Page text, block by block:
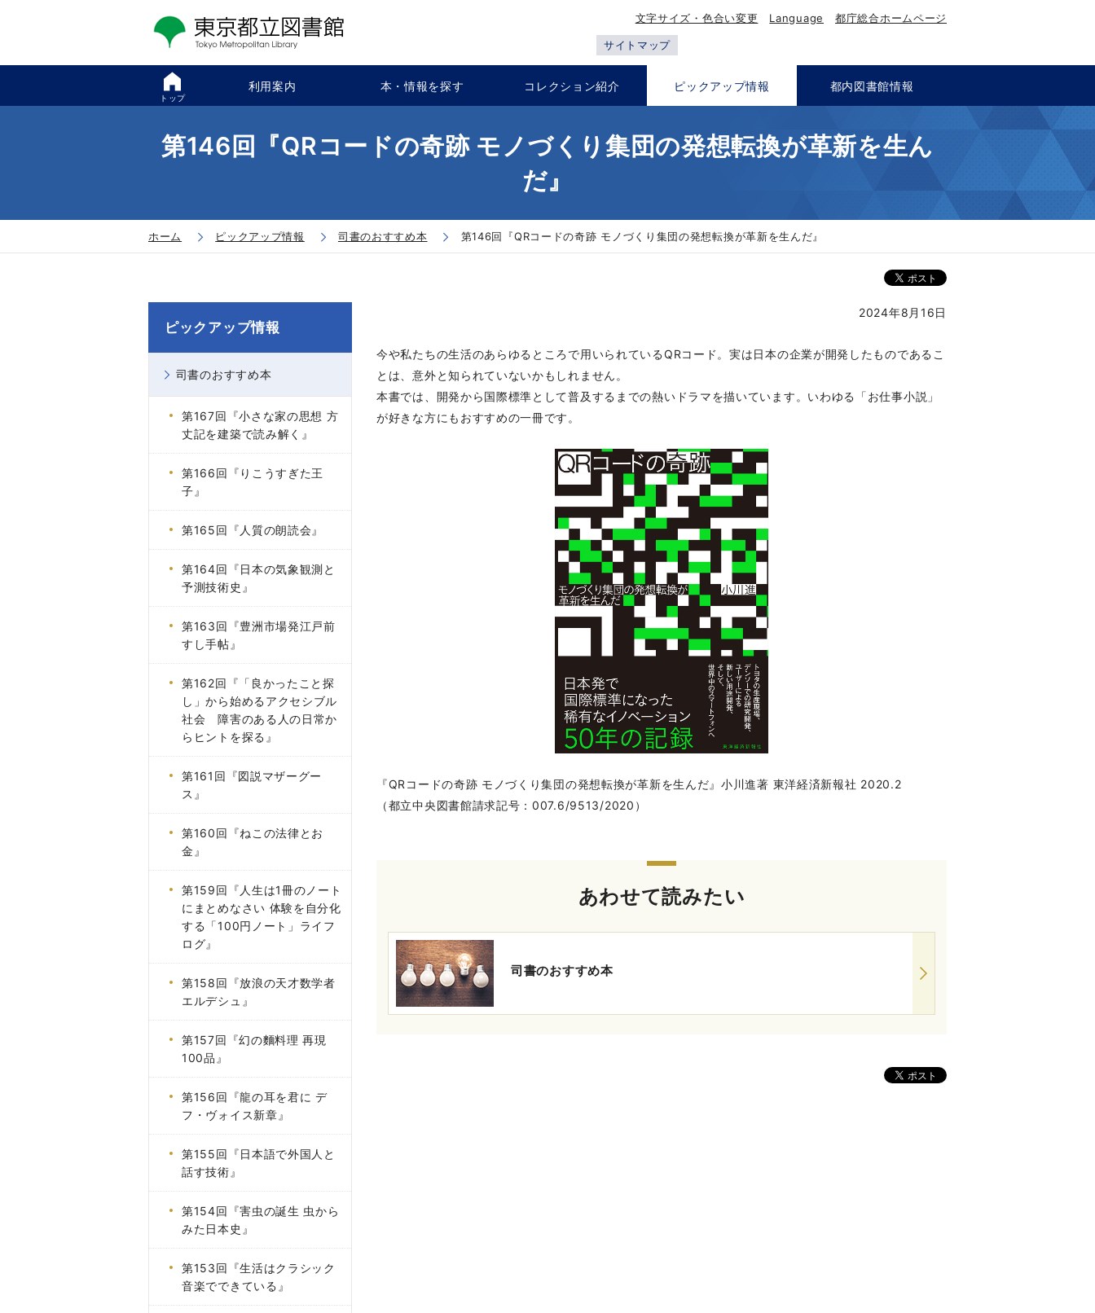
文字サイズ・色合い変更 Language 都庁総合ホームページ
サイトマップ
トップ
利用案内 本・情報を探す コレクション紹介 ピックアップ情報 都内図書館情報
第146回『QRコードの奇跡 モノづくり集団の発想転換が革新を生ん
だ』
ホーム ピックアップ情報 司書のおすすめ本 第146回『QRコードの奇跡 モノづくり集団の発想転換が革新を生んだ』
2024年8月16日
今や私たちの生活のあらゆるところで用いられているQRコード。実は日本の企業が開発したものであるこ
とは、意外と知られていないかもしれません。
本書では、開発から国際標準として普及するまでの熱いドラマを描いています。いわゆる「お仕事小説」
が好きな方にもおすすめの一冊です。
『QRコードの奇跡 モノづくり集団の発想転換が革新を生んだ』小川進著 東洋経済新報社 2020.2
（都立中央図書館請求記号：007.6/9513/2020）
あわせて読みたい
司書のおすすめ本
ピックアップ情報
司書のおすすめ本
第167回『小さな家の思想 方
丈記を建築で読み解く』
第166回『りこうすぎた王
子』
第165回『人質の朗読会』
第164回『日本の気象観測と
予測技術史』
第163回『豊洲市場発江戸前
すし手帖』
第162回『「良かったこと探
し」から始めるアクセシブル
社会 障害のある人の日常か
らヒントを探る』
第161回『図説マザーグー
ス』
第160回『ねこの法律とお
金』
第159回『人生は1冊のノート
にまとめなさい 体験を自分化
する「100円ノート」ライフ
ログ』
第158回『放浪の天才数学者
エルデシュ』
第157回『幻の麵料理 再現
100品』
第156回『龍の耳を君に デ
フ・ヴォイス新章』
第155回『日本語で外国人と
話す技術』
第154回『害虫の誕生 虫から
みた日本史』
第153回『生活はクラシック
音楽でできている』